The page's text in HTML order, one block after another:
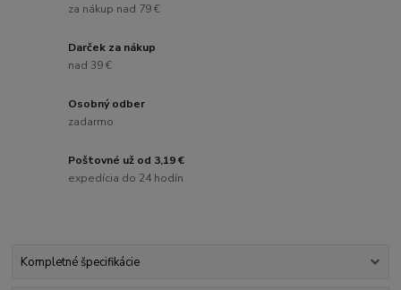
za nákup nad 79 €
Darček za nákup
nad 39 €
Osobný odber
zadarmo
Poštovné už od 3,19 €
expedícia do 24 hodín
Kompletné špecifikácie